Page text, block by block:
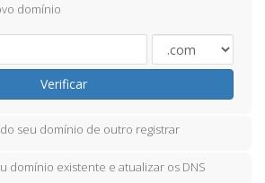
domínio
Verificar
seu domínio de outro registrar
domínio existente e atualizar os DNS